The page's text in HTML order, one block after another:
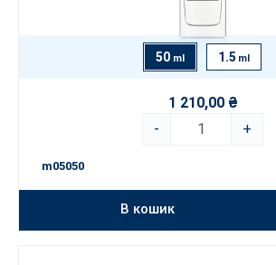
50 ml 1.5 ml
1 210,00 ₴
-
+
m05050
В кошик